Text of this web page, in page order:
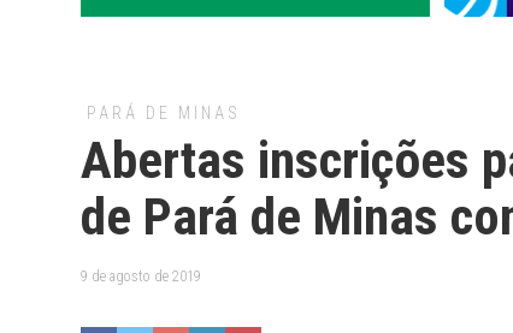
PARÁ DE MINAS
Abertas inscrições
de Pará de Minas
9 de agosto de 2019